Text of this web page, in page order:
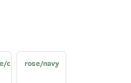
cinnamonrose/navy